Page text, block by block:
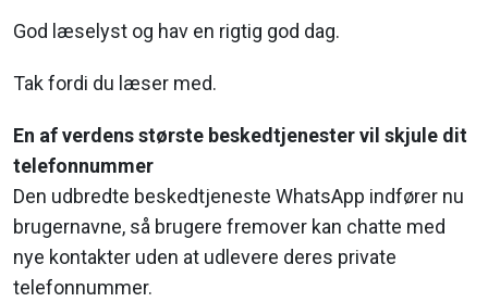
God læselyst og hav en rigtig god dag.
Tak fordi du læser med.
En af verdens største beskedtjenester vil skjule dit
telefonnummer
Den udbredte beskedtjeneste WhatsApp indfører nu
brugernavne, så brugere fremover kan chatte med
nye kontakter uden at udlevere deres private
telefonnummer.